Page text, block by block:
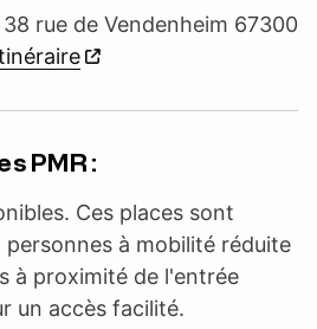
rue de Vendenheim 67300
PMR :
Ces places sont
personnes à mobilité réduite
à proximité de l'entrée
un accès facilité.